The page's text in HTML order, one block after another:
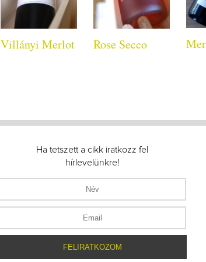
Villányi Merlot Rose Secco
Ha tetszett a cikk iratkozz fel
hírlevelünkre!